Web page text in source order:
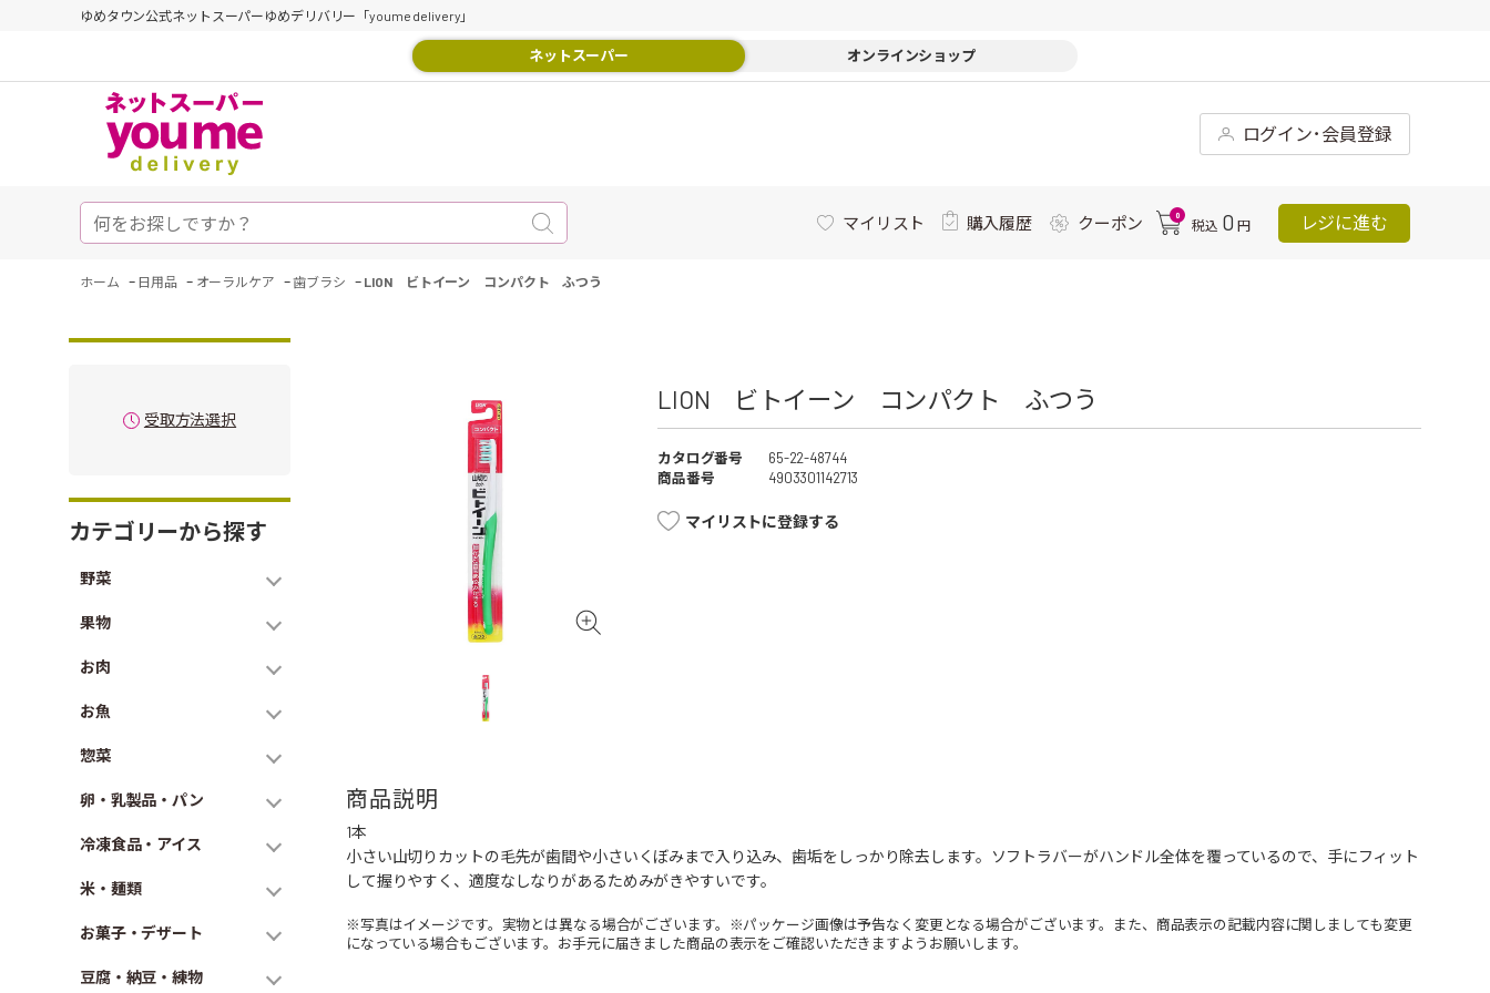
ゆめタウン公式ネットスーパーゆめデリバリー「youme delivery」
ネットスーパー オンラインショップ
ログイン･会員登録
マイリスト 購入履歴 クーポン 0
税込 0 円 レジに進む
ホーム - 日用品 - オーラルケア -歯ブラシ - LION ビトイーン コンパクト ふつう
受取方法選択
カテゴリーから探す
野菜
果物
お肉
お魚
惣菜
卵・乳製品・パン
冷凍食品・アイス
米・麺類
お菓子・デザート
豆腐・納豆・練物
LION ビトイーン コンパクト ふつう
カタログ番号
65-22-48744
商品番号
4903301142713
マイリストに登録する
商品説明
1本
小さい山切りカットの毛先が歯間や小さいくぼみまで入り込み、歯垢をしっかり除去します。ソフトラバーがハンドル全体を覆っているので、手にフィット
して握りやすく、適度なしなりがあるためみがきやすいです。
※写真はイメージです。実物とは異なる場合がございます。※パッケージ画像は予告なく変更となる場合がございます。また、商品表示の記載内容に関しましても変更
になっている場合もございます。お手元に届きました商品の表示をご確認いただきますようお願いします。